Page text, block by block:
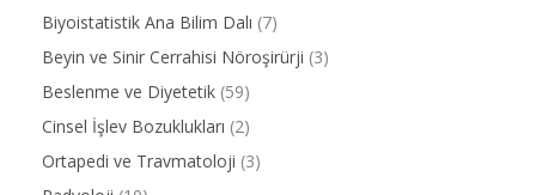
Biyoistatistik Ana Bilim Dalı (7)
Beyin ve Sinir Cerrahisi Nöroşirürji (3)
Beslenme ve Diyetetik (59)
Cinsel İşlev Bozuklukları (2)
Ortapedi ve Travmatoloji (3)